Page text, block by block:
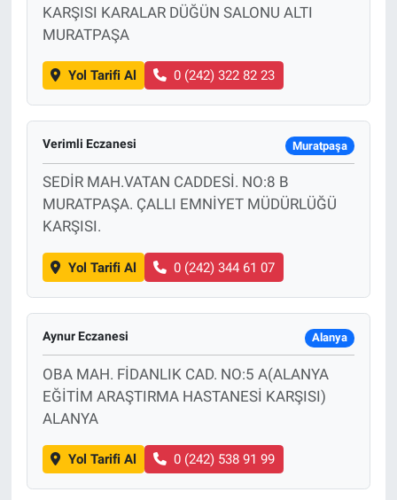
KARŞISI KARALAR DÜĞÜN SALONU ALTI
MURATPAŞA
Yol Tarifi Al 0 (242) 322 82 23
Verimli Eczanesi Muratpaşa
SEDİR MAH.VATAN CADDESİ. NO:8 B
MURATPAŞA. ÇALLI EMNİYET MÜDÜRLÜĞÜ
KARŞISI.
Yol Tarifi Al 0 (242) 344 61 07
Aynur Eczanesi Alanya
OBA MAH. FİDANLIK CAD. NO:5 A(ALANYA
EĞİTİM ARAŞTIRMA HASTANESİ KARŞISI)
ALANYA
Yol Tarifi Al 0 (242) 538 91 99